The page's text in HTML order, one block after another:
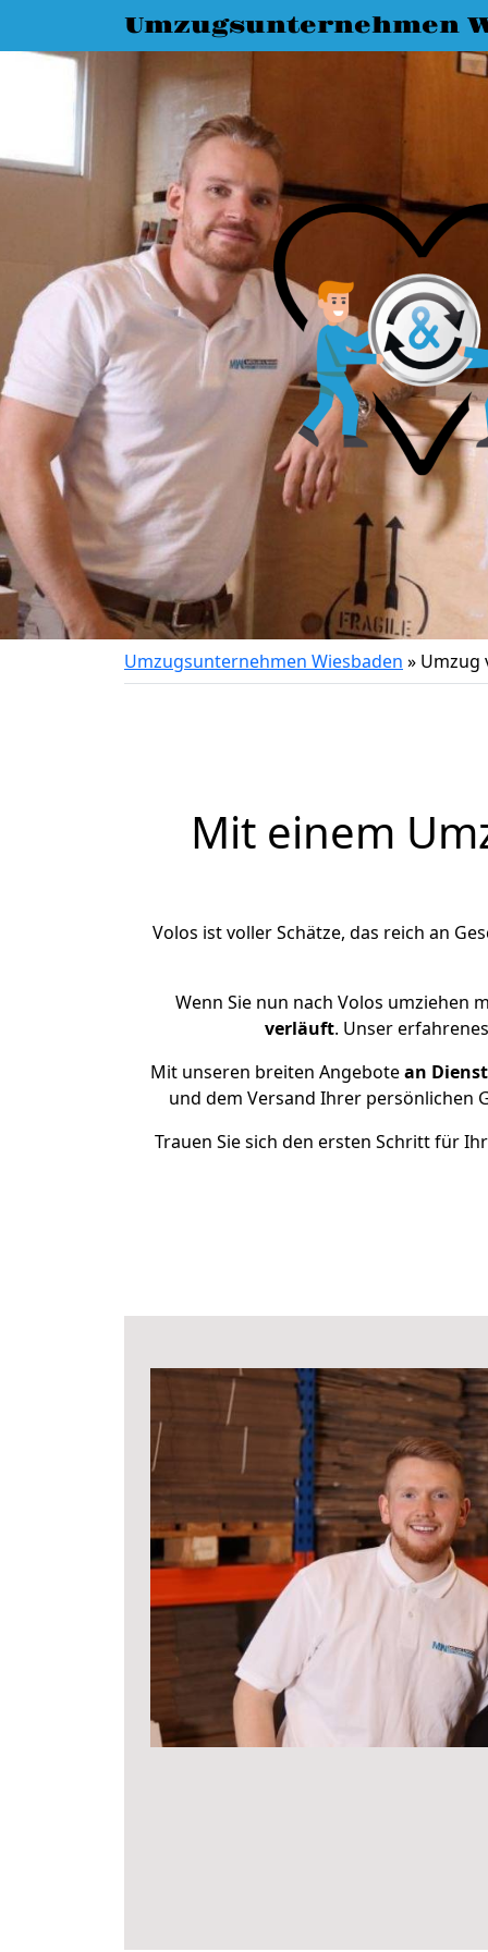
Umzugsunternehmen
Umzugsunternehmen Wiesbaden » Umzug
Mit einem
Volos ist voller Schätze, das reich an
Wenn Sie nun nach Volos umziehen
verläuft. Unser
Mit unseren breiten Angebotean
und dem Versand Ihrer persönlichen
Trauen Sie sich den ersten Schritt für